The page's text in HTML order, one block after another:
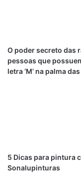
O poder secreto das
pessoas que
letra ‘M’ na palma
5 Dicas para pintura
Sonalupinturas